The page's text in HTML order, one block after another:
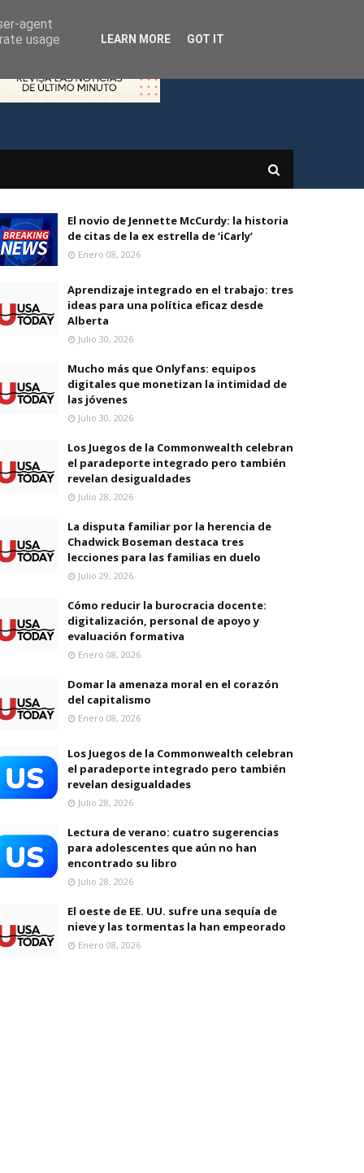
El novio de Jennette McCurdy: la historia
de citas de la ex estrella de ‘iCarly’
Enero 08, 2026
Aprendizaje integrado en el trabajo: tres
ideas para una política eficaz desde
Alberta
Julio 30, 2026
Mucho más que Onlyfans: equipos
digitales que monetizan la intimidad de
las jóvenes
Julio 30, 2026
Los Juegos de la Commonwealth celebran
el paradeporte integrado pero también
revelan desigualdades
Julio 28, 2026
La disputa familiar por la herencia de
Chadwick Boseman destaca tres
lecciones para las familias en duelo
Julio 29, 2026
Cómo reducir la burocracia docente:
digitalización, personal de apoyo y
evaluación formativa
Enero 08, 2026
Domar la amenaza moral en el corazón
del capitalismo
Enero 08, 2026
Los Juegos de la Commonwealth celebran
el paradeporte integrado pero también
revelan desigualdades
Julio 28, 2026
Lectura de verano: cuatro sugerencias
para adolescentes que aún no han
encontrado su libro
Julio 28, 2026
El oeste de EE. UU. sufre una sequía de
nieve y las tormentas la han empeorado
Enero 08, 2026
agent
usage
LEARN MORE GOT IT